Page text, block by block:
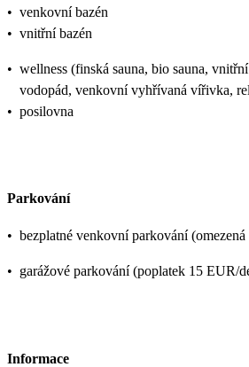
• venkovní bazén
• vnitřní bazén
• wellness (finská sauna, bio sauna,
vodopád, venkovní vyhřívaná vířivka,
• posilovna
Parkování
• bezplatné venkovní parkování (omezená
• garážové parkování (poplatek 15 EUR/
Informace